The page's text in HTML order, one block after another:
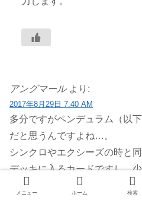
アングマール より:
2017年8月29日 7:40 AM
多分ですがペンデュラム（以
だと思うんですよね…。
シンクロやエクシーズの時と
デッキに入るカードですし、
できるテーマも多い。
メニュー ホーム 検索